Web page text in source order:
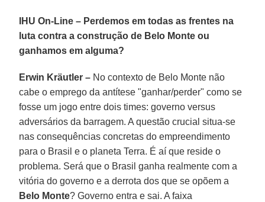
IHU On-Line – Perdemos em todas as frentes na
luta contra a construção de Belo Monte ou
ganhamos em alguma?
Erwin Kräutler – No contexto de Belo Monte não
cabe o emprego da antítese "ganhar/perder" como se
fosse um jogo entre dois times: governo versus
adversários da barragem. A questão crucial situa-se
nas consequências concretas do empreendimento
para o Brasil e o planeta Terra. É aí que reside o
problema. Será que o Brasil ganha realmente com a
vitória do governo e a derrota dos que se opõem a
Belo Monte? Governo entra e sai. A faixa